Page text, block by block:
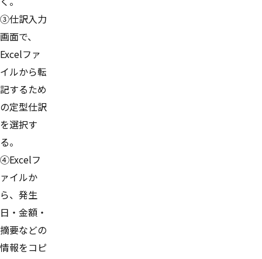
③仕訳入力
画面で、
Excelファ
イルから転
記するため
の定型仕訳
を選択す
る。
④Excelフ
ァイルか
ら、発生
日・金額・
摘要などの
情報をコピ